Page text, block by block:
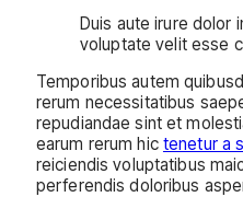
Duis aute irure dolor
voluptate velit esse
Temporibus autem
rerum necessitatibus
repudiandae sint et
earum rerum hic tenetur a
reiciendis voluptatibus
perferendis doloribus